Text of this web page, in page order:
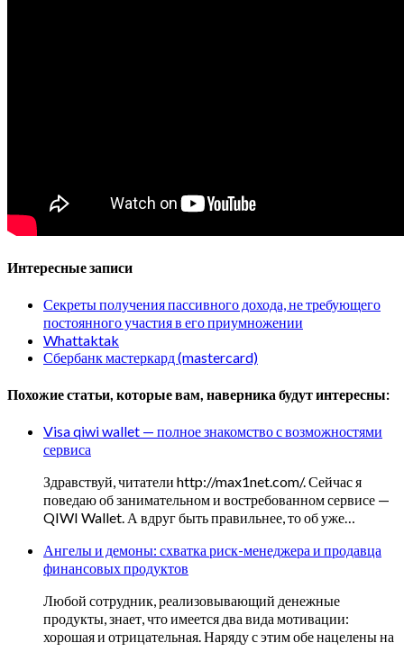
Интересные записи
Секреты получения пассивного дохода, не требующего
постоянного участия в его приумножении
Whattaktak
Сбербанк мастеркард (mastercard)
Похожие статьи, которые вам, наверника будут интересны:
Visa qiwi wallet — полное знакомство с возможностями
сервиса
Здравствуй, читатели http://max1net.com/. Сейчас я
поведаю об занимательном и востребованном сервисе —
QIWI Wallet. А вдруг быть правильнее, то об уже…
Ангелы и демоны: схватка риск-менеджера и продавца
финансовых продуктов
Любой сотрудник, реализовывающий денежные
продукты, знает, что имеется два вида мотивации:
хорошая и отрицательная. Наряду с этим обе нацелены на